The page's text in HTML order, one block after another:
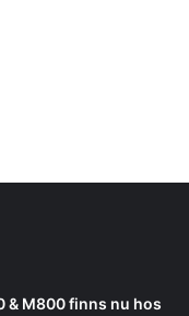
& M800 finns nu hos